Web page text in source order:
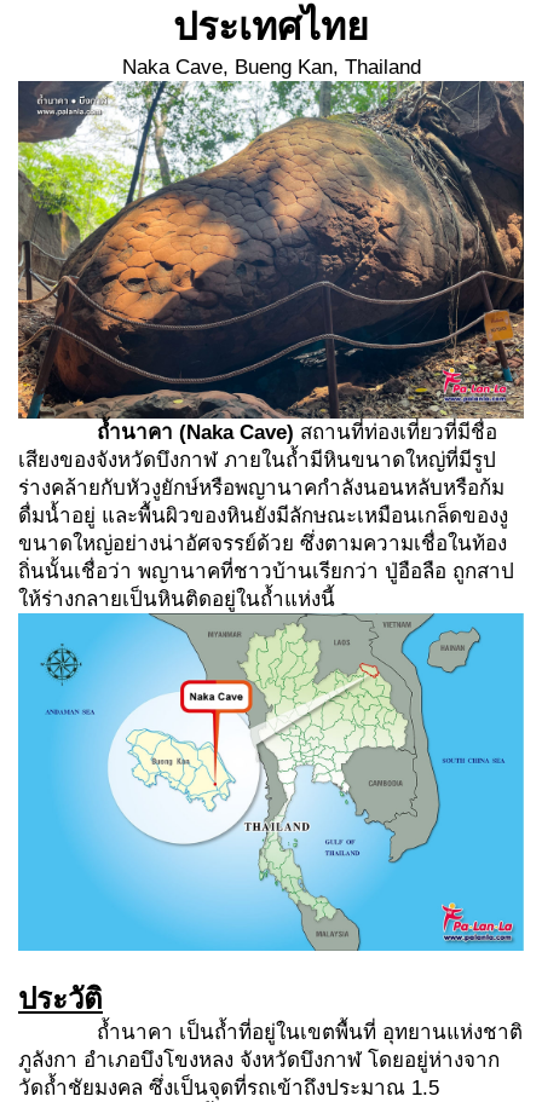
ประเทศไทย
Naka Cave, Bueng Kan, Thailand
ถ้ำนาคา (Naka Cave) สถานที่ท่องเที่ยวที่มีชื่อ
เสียงของจังหวัดบึงกาฬ ภายในถ้ำมีหินขนาดใหญ่ที่มีรูป
ร่างคล้ายกับหัวงูยักษ์หรือพญานาคกำลังนอนหลับหรือก้ม
ดื่มน้ำอยู่ และพื้นผิวของหินยังมีลักษณะเหมือนเกล็ดของงู
ขนาดใหญ่อย่างน่าอัศจรรย์ด้วย ซึ่งตามความเชื่อในท้อง
ถิ่นนั้นเชื่อว่า พญานาคที่ชาวบ้านเรียกว่า ปู่อือลือ ถูกสาป
ให้ร่างกลายเป็นหินติดอยู่ในถ้ำแห่งนี้
ประวัติ
ถ้ำนาคา เป็นถ้ำที่อยู่ในเขตพื้นที่ อุทยานแห่งชาติ
ภูลังกา อำเภอบึงโขงหลง จังหวัดบึงกาฬ โดยอยู่ห่างจาก
วัดถ้ำชัยมงคล ซึ่งเป็นจุดที่รถเข้าถึงประมาณ 1.5